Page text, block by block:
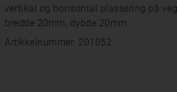
vertikal og horisontal plassering på
bredde 20mm, dybde 20mm.
Artikkelnummer: 201052